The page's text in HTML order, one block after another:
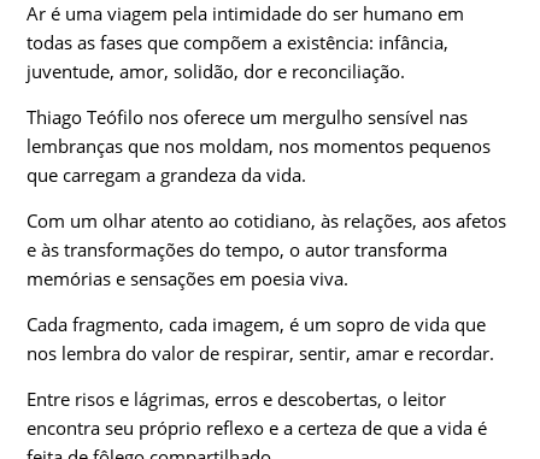
Ar é uma viagem pela intimidade do ser humano em
todas as fases que compõem a existência: infância,
juventude, amor, solidão, dor e reconciliação.
Thiago Teófilo nos oferece um mergulho sensível nas
lembranças que nos moldam, nos momentos pequenos
que carregam a grandeza da vida.
Com um olhar atento ao cotidiano, às relações, aos afetos
e às transformações do tempo, o autor transforma
memórias e sensações em poesia viva.
Cada fragmento, cada imagem, é um sopro de vida que
nos lembra do valor de respirar, sentir, amar e recordar.
Entre risos e lágrimas, erros e descobertas, o leitor
encontra seu próprio reflexo e a certeza de que a vida é